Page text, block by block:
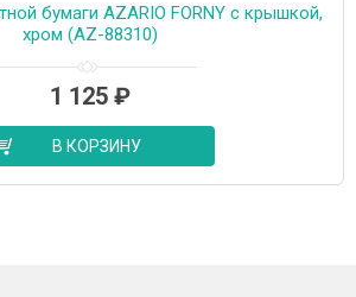
бумаги AZARIO FORNY с крышкой,
хром (AZ-88310)
1 125 ₽
В КОРЗИНУ